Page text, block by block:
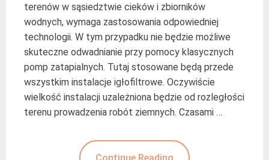
terenów w sąsiedztwie cieków i zbiorników
wodnych, wymaga zastosowania odpowiedniej
technologii. W tym przypadku nie będzie możliwe
skuteczne odwadnianie przy pomocy klasycznych
pomp zatapialnych. Tutaj stosowane będą przede
wszystkim instalacje igłofiltrowe. Oczywiście
wielkość instalacji uzależniona będzie od rozległości
terenu prowadzenia robót ziemnych. Czasami …